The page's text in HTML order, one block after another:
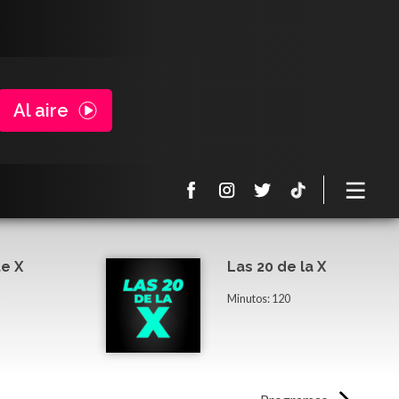
Al aire
X Las 20 de la X
Minutos: 120